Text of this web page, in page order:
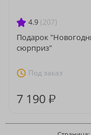
4.9 (207)
Подарок
сюрприз"
Под заказ
7 190 ₽